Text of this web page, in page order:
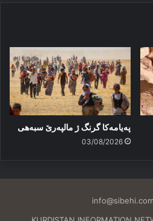
پەیامەكا گرنگ ژ مالپەرێ سبەهی
03/08/2026